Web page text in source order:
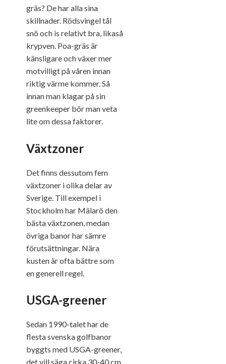
gräs? De har alla sina
skillnader. Rödsvingel tål
snö och is relativt bra, likaså
krypven. Poa-gräs är
känsligare och växer mer
motvilligt på våren innan
riktig värme kommer. Så
innan man klagar på sin
greenkeeper bör man veta
lite om dessa faktorer.
Växtzoner
Det finns dessutom fem
växtzoner i olika delar av
Sverige. Till exempel i
Stockholm har Mälarö den
bästa växtzonen, medan
övriga banor har sämre
förutsättningar. Nära
kusten är ofta bättre som
en generell regel.
USGA-greener
Sedan 1990-talet har de
flesta svenska golfbanor
byggts med USGA-greener,
det vill säga cirka 30-40 cm